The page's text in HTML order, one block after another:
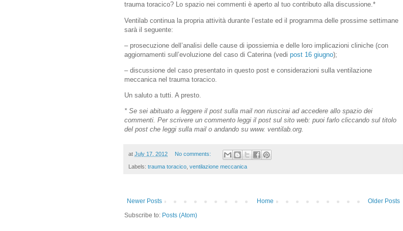
trauma toracico? Lo spazio nei commenti è aperto al tuo contributo alla discussione.*
Ventilab continua la propria attività durante l’estate ed il programma delle prossime settimane
sarà il seguente:
– prosecuzione dell’analisi delle cause di ipossiemia e delle loro implicazioni cliniche (con
aggiornamenti sull’evoluzione del caso di Caterina (vedi post 16 giugno);
– discussione del caso presentato in questo post e considerazioni sulla ventilazione
meccanica nel trauma toracico.
Un saluto a tutti. A presto.
* Se sei abituato a leggere il post sulla mail non riuscirai ad accedere allo spazio dei
commenti. Per scrivere un commento leggi il post sul sito web: puoi farlo cliccando sul titolo
del post che leggi sulla mail o andando su www. ventilab.org.
at July 17, 2012 No comments:
Labels: trauma toracico ventilazione meccanica
Newer Posts Older Posts
Home
Subscribe to: Posts (Atom)